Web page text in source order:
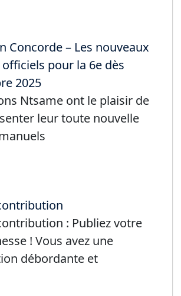
Concorde – Les nouveaux
pour la 6e dès
2025
Ntsame ont le plaisir de
leur toute nouvelle
: Publiez votre
! Vous avez une
débordante et